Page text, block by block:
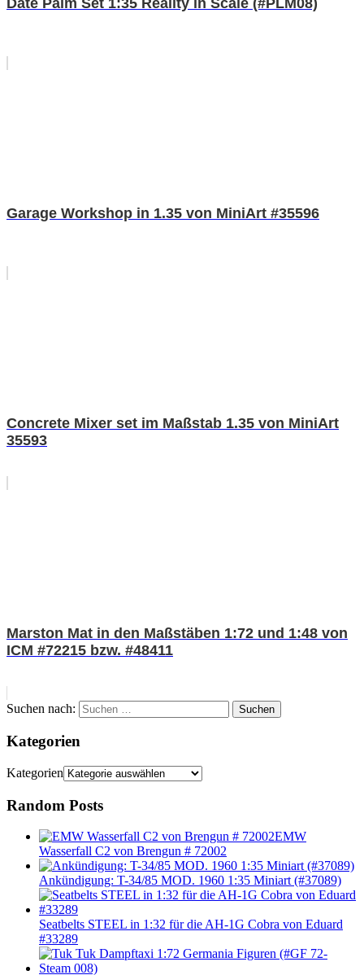
Garage Workshop in 1.35 von MiniArt #35596
Concrete Mixer set im Maßstab 1.35 von MiniArt
35593
Marston Mat in den Maßstäben 1:72 und 1:48 von
ICM #72215 bzw. #48411
Suchen nach: Suchen
Kategorien
Kategorien
Random Posts
EMW
Wasserfall C2 von Brengun # 72002
Ankündigung: T-34/85 MOD. 1960 1:35 Miniart (#37089)
Seatbelts STEEL in 1:32 für die AH-1G Cobra von Eduard
#33289